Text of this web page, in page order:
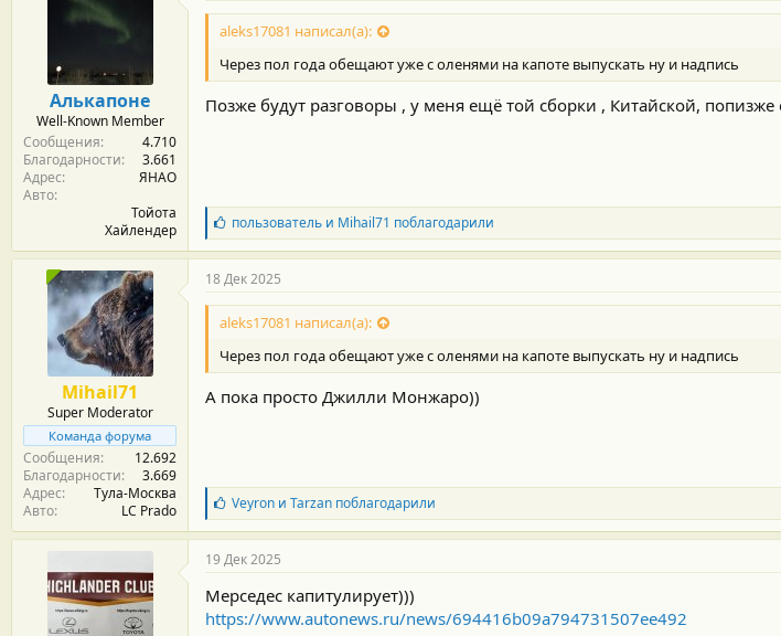
Алькапоне
Well-Known Member
Сообщения
4.710
Благодарности
3.661
Адрес
ЯНАО
Авто
Тойота
Хайлендер
aleks17081 написал(а):
Через пол года обещают уже с оленями на капоте выпускать ну и надпись
Позже будут разговоры , у меня ещё той сборки , Китайской, попизже
Б
л
а
г
о
д
а
н
с
пользовательи Mihail71 поблагодарили
Mihail71
Super Moderator
Команда форума
Сообщения
12.692
Благодарности
3.669
Адрес
Тула-Москва
Авто
LC Prado
18 Дек 2025
aleks17081 написал(а):
Через пол года обещают уже с оленями на капоте выпускать ну и надпись
А пока просто Джилли Монжаро))
Б
л
а
г
о
д
а
р
Veyronи Tarzanпоблагодарили
19 Дек 2025
Мерседес капитулирует)))
https://www.autonews.ru/news/694416b09a794731507ee492